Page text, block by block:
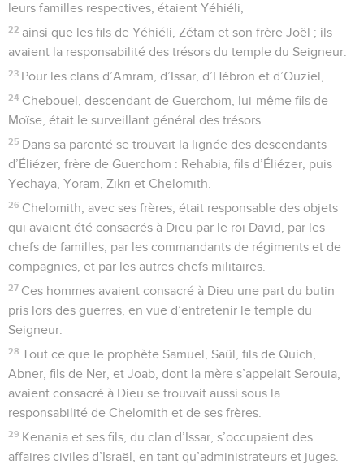
leurs familles respectives, étaient Yéhiéli,
22 ainsi que les fils de Yéhiéli, Zétam et son frère Joël ; ils
avaient la responsabilité des trésors du temple du Seigneur.
23 Pour les clans d’Amram, d’Issar, d’Hébron et d’Ouziel,
24 Chebouel, descendant de Guerchom, lui-même fils de
Moïse, était le surveillant général des trésors.
25 Dans sa parenté se trouvait la lignée des descendants
d’Éliézer, frère de Guerchom : Rehabia, fils d’Éliézer, puis
Yechaya, Yoram, Zikri et Chelomith.
26 Chelomith, avec ses frères, était responsable des objets
qui avaient été consacrés à Dieu par le roi David, par les
chefs de familles, par les commandants de régiments et de
compagnies, et par les autres chefs militaires.
27 Ces hommes avaient consacré à Dieu une part du butin
pris lors des guerres, en vue d’entretenir le temple du
Seigneur.
28 Tout ce que le prophète Samuel, Saül, fils de Quich,
Abner, fils de Ner, et Joab, dont la mère s’appelait Serouia,
avaient consacré à Dieu se trouvait aussi sous la
responsabilité de Chelomith et de ses frères.
29 Kenania et ses fils, du clan d’Issar, s’occupaient des
affaires civiles d’Israël, en tant qu’administrateurs et juges.